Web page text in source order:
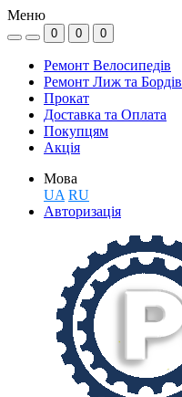
Меню
0 0 0
Ремонт Велосипедів
Ремонт Лиж та Бордів
Прокат
Доставка та Оплата
Покупцям
Акція
Мова
UA RU
Авторизація